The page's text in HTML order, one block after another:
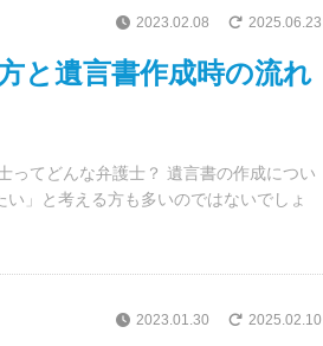
2023.02.08 2025.06.23
と遺言書作成時の流れ
ってどんな弁護士？ 遺言書の作成につい
」と考える方も多いのではないでしょ
2023.01.30 2025.02.10